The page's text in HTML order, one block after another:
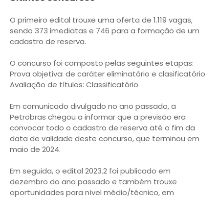
O primeiro edital trouxe uma oferta de 1.119 vagas,
sendo 373 imediatas e 746 para a formação de um
cadastro de reserva.
O concurso foi composto pelas seguintes etapas:
Prova objetiva: de caráter eliminatório e clasificatório
Avaliação de títulos: Classificatório
Em comunicado divulgado no ano passado, a
Petrobras chegou a informar que a previsão era
convocar todo o cadastro de reserva até o fim da
data de validade deste concurso, que terminou em
maio de 2024.
Em seguida, o edital 2023.2 foi publicado em
dezembro do ano passado e também trouxe
oportunidades para nível médio/técnico, em